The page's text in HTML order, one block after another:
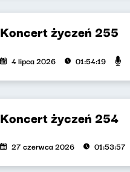
Koncert życzeń 255
4 lipca 2026 01:54:19
Koncert życzeń 254
27 czerwca 2026 01:53:57